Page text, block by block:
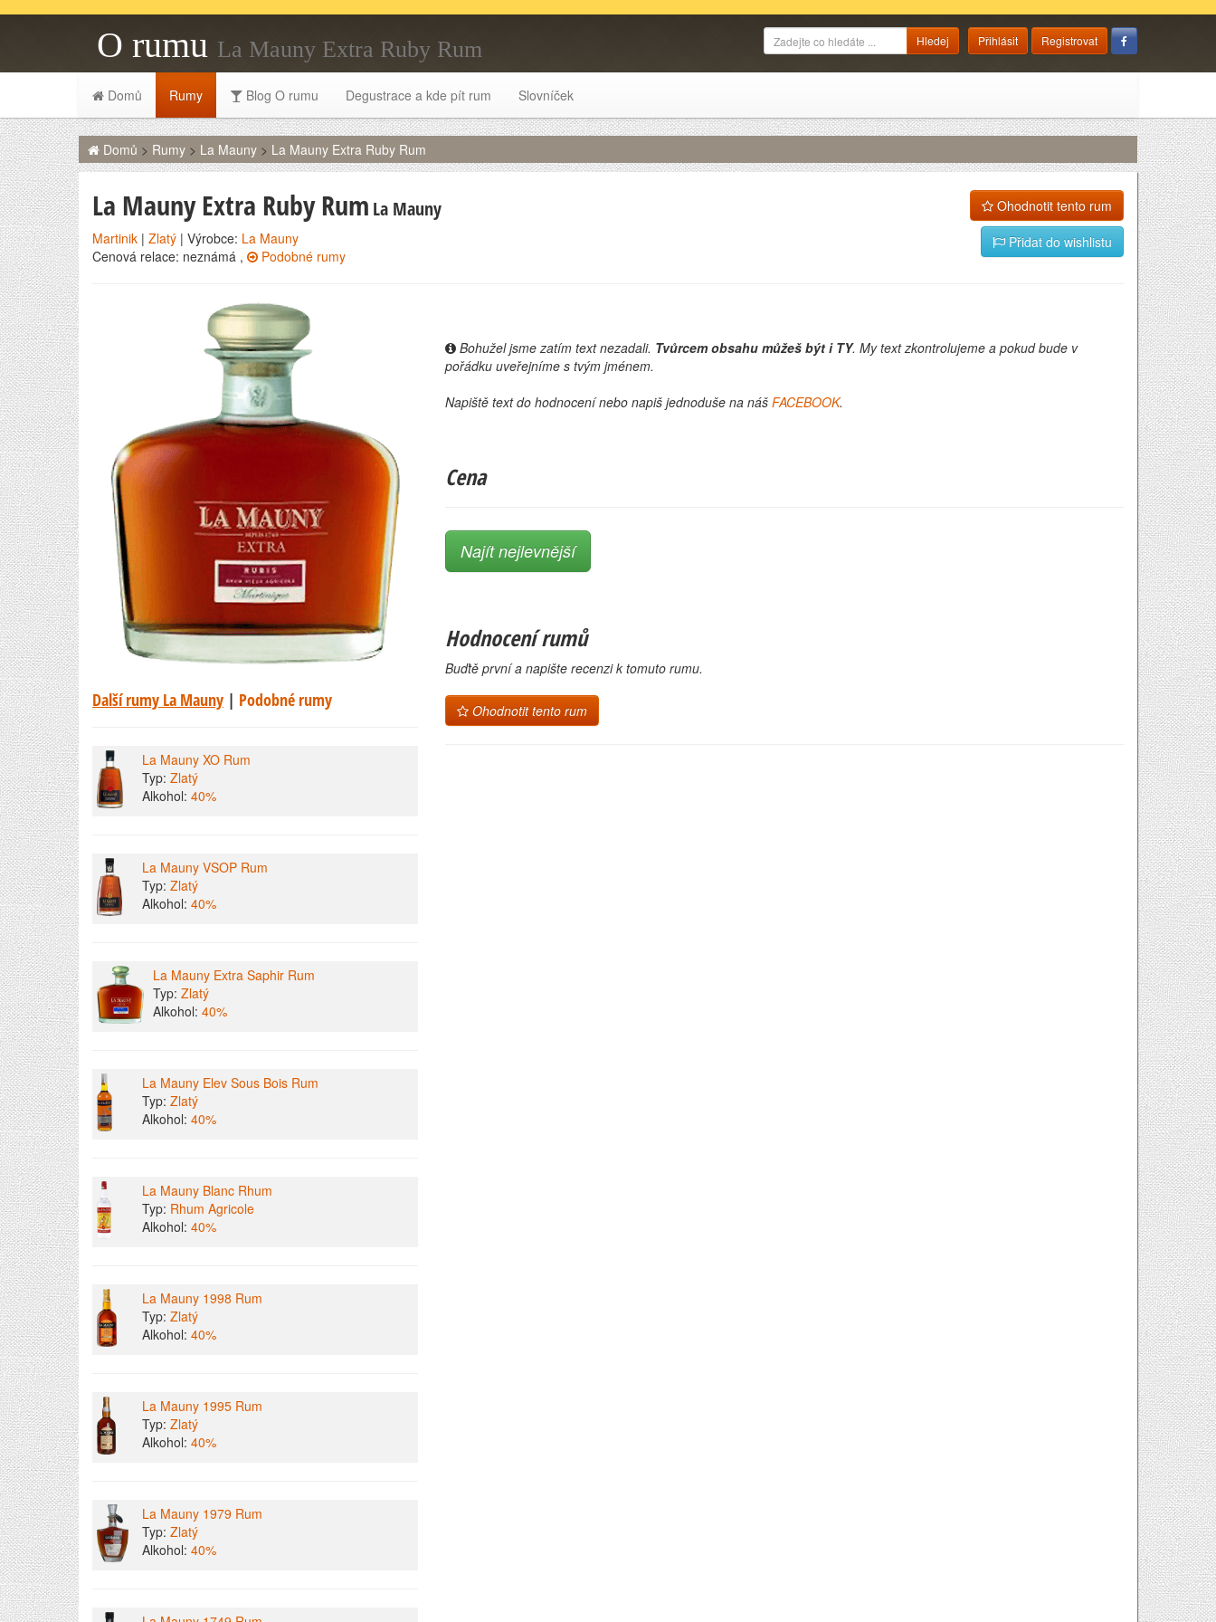
O rumu La Mauny Extra Ruby Rum Přihlásit Registrovat
Domů Rumy Blog O rumu Degustrace a kde pít rum Slovníček
Domů > Rumy > La Mauny > La Mauny Extra Ruby Rum
La Mauny Extra Ruby Rum La Mauny
Martinik | Zlatý | Výrobce: La Mauny
Cenová relace: neznámá ,
Podobné rumy
Ohodnotit tento rum
Přidat do wishlistu
Další rumy La Mauny | Podobné rumy
La Mauny XO Rum
Typ: Zlatý
Alkohol: 40%
La Mauny VSOP Rum
Typ: Zlatý
Alkohol: 40%
La Mauny Extra Saphir Rum
Typ: Zlatý
Alkohol: 40%
La Mauny Elev Sous Bois Rum
Typ: Zlatý
Alkohol: 40%
La Mauny Blanc Rhum
Typ: Rhum Agricole
Alkohol: 40%
La Mauny 1998 Rum
Typ: Zlatý
Alkohol: 40%
La Mauny 1995 Rum
Typ: Zlatý
Alkohol: 40%
La Mauny 1979 Rum
Typ: Zlatý
Alkohol: 40%
Bohužel jsme zatím text nezadali. Tvůrcem obsahu můžeš být i TY. My text zkontrolujeme a pokud bude v
pořádku uveřejníme s tvým jménem.
Napiště text do hodnocení nebo napiš jednoduše na náš FACEBOOK.
Cena
Najít nejlevnější
Hodnocení rumů
Buďtě první a napište recenzi k tomuto rumu.
Ohodnotit tento rum